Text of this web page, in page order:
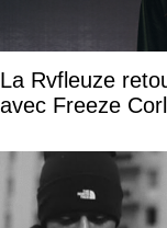
La Rvfleuze
avec Freeze